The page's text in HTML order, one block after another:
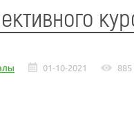
01-10-2021 885